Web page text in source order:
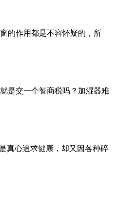
的作用都是不容怀疑的，所
是交一个智商税吗？加湿器难
真心追求健康，却又因各种碎